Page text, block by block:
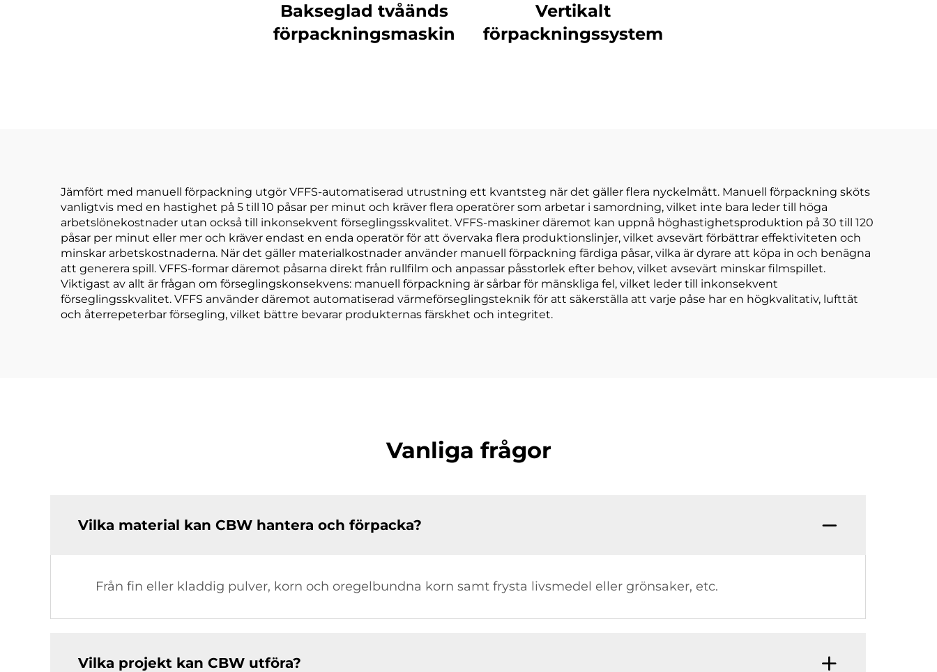
Bakseglad tvåänds
förpackningsmaskin
Vertikalt
förpackningssystem
Jämfört med manuell förpackning utgör VFFS-automatiserad utrustning ett kvantsteg när det gäller flera nyckelmått. Manuell förpackning sköts
vanligtvis med en hastighet på 5 till 10 påsar per minut och kräver flera operatörer som arbetar i samordning, vilket inte bara leder till höga
arbetslönekostnader utan också till inkonsekvent förseglingsskvalitet. VFFS-maskiner däremot kan uppnå höghastighetsproduktion på 30 till 120
påsar per minut eller mer och kräver endast en enda operatör för att övervaka flera produktionslinjer, vilket avsevärt förbättrar effektiviteten och
minskar arbetskostnaderna. När det gäller materialkostnader använder manuell förpackning färdiga påsar, vilka är dyrare att köpa in och benägna
att generera spill. VFFS-formar däremot påsarna direkt från rullfilm och anpassar påsstorlek efter behov, vilket avsevärt minskar filmspillet.
Viktigast av allt är frågan om förseglingskonsekvens: manuell förpackning är sårbar för mänskliga fel, vilket leder till inkonsekvent
förseglingsskvalitet. VFFS använder däremot automatiserad värmeförseglingsteknik för att säkerställa att varje påse har en högkvalitativ, lufttät
och återrepeterbar försegling, vilket bättre bevarar produkternas färskhet och integritet.
Vanliga frågor
Vilka material kan CBW hantera och förpacka?
Från fin eller kladdig pulver, korn och oregelbundna korn samt frysta livsmedel eller grönsaker, etc.
Vilka projekt kan CBW utföra?